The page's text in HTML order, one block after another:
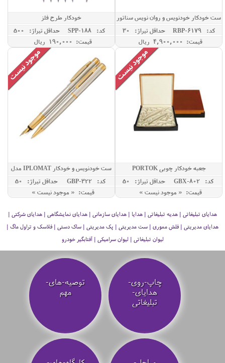
ست خودکار خودنویس و روان نویس سناتور
با جعبه و کاور
کد: RBP-6179
حداقل تيراژ: 30
قیمت: 4,900,000 ريال
خودکار طرح فلز
کد: SPP-188
حداقل تيراژ: 500
قیمت: 190,000 ريال
جعبه خودکار چوبی PORTOK
کد: GBX-802
حداقل تيراژ: 50
قیمت: « موجود نیست »
ست خودنویس و خودکار IPLOMAT مدل
ELLESSE
کد: GBP-322
حداقل تيراژ: 50
قیمت: « موجود نیست »
هدایای تبلیغاتی | هدیه تبلیغاتی | هدایا | هدایای سازمانی | هدایای نمایشگاهی | هدایای شرکتی |
هدایای مدیریتی | فلش مموری | ست مدیریتی | پک مدیریتی | ساک دستی | فلاسک و تراول ماگ |
لیوان تبلیغاتی | لیوان سرامیکی | آفتابگیر خودرو
چاپ-روی-
هدایای-
تبلیغاتی
توصیه‌-های-
مهم